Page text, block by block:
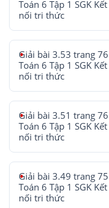
Toán 6 Tập 1 SGK Kết
nối tri thức
Giải bài 3.53 trang 76
Toán 6 Tập 1 SGK Kết
nối tri thức
Giải bài 3.51 trang 76
Toán 6 Tập 1 SGK Kết
nối tri thức
Giải bài 3.49 trang 75
Toán 6 Tập 1 SGK Kết
nối tri thức